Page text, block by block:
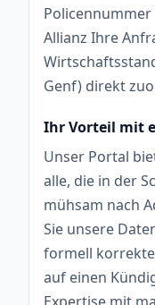
Allianz Ihre
Genf) direkt
Ihr Vorteil mit
Unser Portal
alle, die in der
mühsam nach
Sie unsere
formell
auf einen